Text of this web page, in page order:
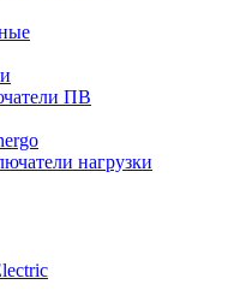
ПВ
нагрузки